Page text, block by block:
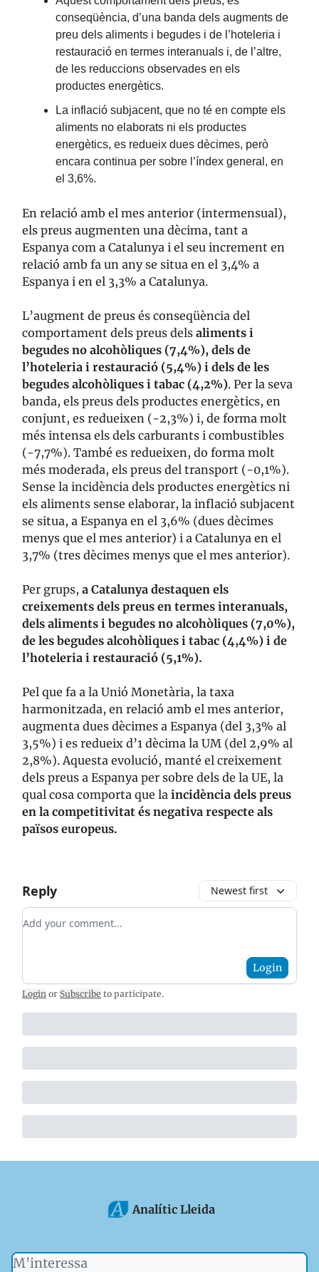
conseqüència, d’una banda dels augments de
preu dels aliments i begudes i de l’hoteleria i
restauració en termes interanuals i, de l’altre,
de les reduccions observades en els
productes energètics.
La inflació subjacent, que no té en compte els
aliments no elaborats ni els productes
energètics, es redueix dues dècimes, però
encara continua per sobre l’índex general, en
el 3,6%.
En relació amb el mes anterior (intermensual),
els preus augmenten una dècima, tant a
Espanya com a Catalunya i el seu increment en
relació amb fa un any se situa en el 3,4% a
Espanya i en el 3,3% a Catalunya.
L’augment de preus és conseqüència del
comportament dels preus dels aliments i
begudes no alcohòliques (7,4%), dels de
l’hoteleria i restauració (5,4%) i dels de les
begudes alcohòliques i tabac (4,2%). Per la seva
banda, els preus dels productes energètics, en
conjunt, es redueixen (-2,3%) i, de forma molt
més intensa els dels carburants i combustibles
(-7,7%). També es redueixen, do forma molt
més moderada, els preus del transport (-0,1%).
Sense la incidència dels productes energètics ni
els aliments sense elaborar, la inflació subjacent
se situa, a Espanya en el 3,6% (dues dècimes
menys que el mes anterior) i a Catalunya en el
3,7% (tres dècimes menys que el mes anterior).
Per grups, a Catalunya destaquen els
creixements dels preus en termes interanuals,
dels aliments i begudes no alcohòliques (7,0%),
de les begudes alcohòliques i tabac (4,4%) i de
l’hoteleria i restauració (5,1%).
Pel que fa a la Unió Monetària, la taxa
harmonitzada, en relació amb el mes anterior,
augmenta dues dècimes a Espanya (del 3,3% al
3,5%) i es redueix d’1 dècima la UM (del 2,9% al
2,8%). Aquesta evolució, manté el creixement
dels preus a Espanya per sobre dels de la UE, la
qual cosa comporta que la incidència dels preus
en la competitivitat és negativa respecte als
països europeus.
Reply Newest first
Add your comment
Login
Login or Subscribe to participate.
Analític Lleida